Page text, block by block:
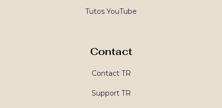
Tutos YouTube
Contact
Contact TR
Support TR